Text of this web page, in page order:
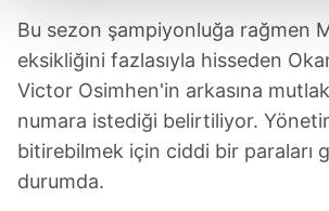
Her halükârda, kullanıcılar, bu çerezlere
takdirde, kullanıcılara hedefli reklamlar
gösterilmeyecektir."
Sizlere daha iyi bir hizmet sunabilmek
Sitemizde kendimize ve üçüncü kişilere
Bu sezon şampiyonluğa rağmen
eksikliğini fazlasıyla hisseden
Victor Osimhen'in arkasına
numara istediği belirtiliyor.
bitirebilmek için ciddi bir paraları
durumda.